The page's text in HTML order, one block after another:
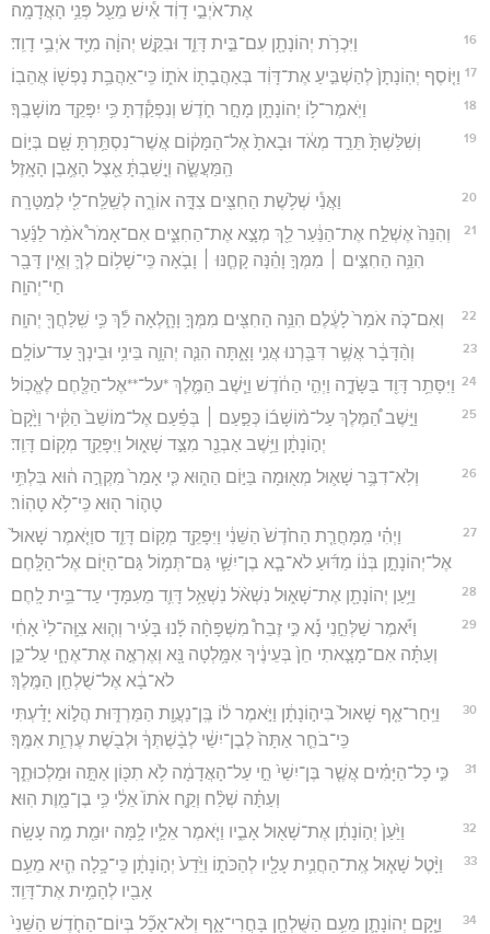
אֶת־אֹיְבֵ֣י דָוִ֔ד אִ֕ישׁ מֵעַ֖ל פְּנֵ֥י הָאֲדָמָֽה׃
16 וַיִּכְרֹ֥ת יְהוֹנָתָ֖ן עִם־בֵּ֣ית דָּוִ֑ד וּבִקֵּ֣שׁ יְהוָ֔ה מִיַּ֖ד אֹיְבֵ֥י דָוִֽד׃
17 וַיּ֤וֹסֶף יְהֽוֹנָתָן֙ לְהַשְׁבִּ֣יעַ אֶת־דָּוִ֔ד בְּאַהֲבָת֖וֹ אֹת֑וֹ כִּֽי־אַהֲבַ֥ת נַפְשׁ֖וֹ אֲהֵבֽוֹ׃
18 וַיֹּֽאמֶר־ל֥וֹ יְהוֹנָתָ֖ן מָחָ֣ר חֹ֑דֶשׁ וְנִפְקַ֕דְתָּ כִּ֥י יִפָּקֵ֖ד מוֹשָׁבֶֽךָ׃
19
וְשִׁלַּשְׁתָּ֙ תֵּרֵ֣ד מְאֹ֔ד וּבָאתָ֙ אֶל־הַמָּק֔וֹם אֲשֶׁר־נִסְתַּ֥רְתָּ שָּׁ֖ם בְּי֣וֹם
הַֽמַּעֲשֶׂ֑ה וְיָ֣שַׁבְתָּ֔ אֵ֖צֶל הָאֶ֥בֶן הָאָֽזֶל׃
20 וַאֲנִ֕י שְׁלֹ֥שֶׁת הַחִצִּ֖ים צִדָּ֣ה אוֹרֶ֑ה לְשַֽׁלַּֽח־לִ֖י לְמַטָּרָֽה׃
21
וְהִנֵּה֙ אֶשְׁלַ֣ח אֶת־הַנַּ֔עַר לֵ֖ךְ מְצָ֣א אֶת־הַחִצִּ֑ים אִם־אָמֹר֩ אֹמַ֨ר לַנַּ֜עַר
הִנֵּ֥ה הַחִצִּ֣ים ׀ מִמְּךָ֣ וָהֵ֗נָּה קָחֶ֧נּוּ ׀ וָבֹ֛אָה כִּֽי־שָׁל֥וֹם לְךָ֛ וְאֵ֥ין דָּבָ֖ר
חַי־יְהוָֽה׃
22 וְאִם־כֹּ֤ה אֹמַר֙ לָעֶ֔לֶם הִנֵּ֥ה הַחִצִּ֖ים מִמְּךָ֣ וָהָ֑לְאָה לֵ֕ךְ כִּ֥י שִֽׁלַּחֲךָ֖ יְהוָֽה׃
23 וְהַ֨דָּבָ֔ר אֲשֶׁ֥ר דִּבַּ֖רְנוּ אֲנִ֣י וָאָ֑תָּה הִנֵּ֧ה יְהוָ֛ה בֵּינִ֥י וּבֵינְךָ֖ עַד־עוֹלָֽם׃
24 וַיִּסָּתֵ֥ר דָּוִ֖ד בַּשָּׂדֶ֑ה וַיְהִ֣י הַחֹ֔דֶשׁ וַיֵּ֧שֶׁב הַמֶּ֛לֶךְ *על־**אֶל־הַלֶּ֖חֶם לֶאֱכֽוֹל׃
25
וַיֵּ֣שֶׁב הַ֠מֶּלֶךְ עַל־מ֨וֹשָׁב֜וֹ כְּפַ֣עַם ׀ בְּפַ֗עַם אֶל־מוֹשַׁב֙ הַקִּ֔יר וַיָּ֙קָם֙
יְה֣וֹנָתָ֔ן וַיֵּ֥שֶׁב אַבְנֵ֖ר מִצַּ֣ד שָׁא֑וּל וַיִּפָּקֵ֖ד מְק֥וֹם דָּוִֽד׃
26
וְלֹֽא־דִבֶּ֥ר שָׁא֛וּל מְא֖וּמָה בַּיּ֣וֹם הַה֑וּא כִּ֤י אָמַר֙ מִקְרֶ֣ה ה֔וּא בִּלְתִּ֥י
טָה֛וֹר ה֖וּא כִּֽי־לֹ֥א טָהֽוֹר׃
27
וַיְהִ֗י מִֽמָּחֳרַ֤ת הַחֹ֙דֶשׁ֙ הַשֵּׁנִ֔י וַיִּפָּקֵ֖ד מְק֣וֹם דָּוִ֑ד סוַיֹּ֤אמֶר שָׁאוּל֙
אֶל־יְהוֹנָתָ֣ן בְּנ֔וֹ מַדּ֜וּעַ לֹא־בָ֧א בֶן־יִשַׁ֛י גַּם־תְּמ֥וֹל גַּם־הַיּ֖וֹם אֶל־הַלָּֽחֶם׃
28 וַיַּ֥עַן יְהוֹנָתָ֖ן אֶת־שָׁא֑וּל נִשְׁאֹ֨ל נִשְׁאַ֥ל דָּוִ֛ד מֵעִמָּדִ֖י עַד־בֵּ֥ית לָֽחֶם׃
29
וַיֹּ֡אמֶר שַׁלְּחֵ֣נִי נָ֡א כִּ֣י זֶבַח֩ מִשְׁפָּחָ֨ה לָ֜נוּ בָּעִ֗יר וְה֤וּא צִוָּֽה־לִי֙ אָחִ֔י
וְעַתָּ֗ה אִם־מָצָ֤אתִי חֵן֙ בְּעֵינֶ֔יךָ אִמָּ֥לְטָה נָּ֖א וְאֶרְאֶ֣ה אֶת־אֶחָ֑י עַל־כֵּ֣ן
לֹא־בָ֔א אֶל־שֻׁלְחַ֖ן הַמֶּֽלֶךְ׃
30
וַיִּֽחַר־אַ֤ף שָׁאוּל֙ בִּיה֣וֹנָתָ֔ן וַיֹּ֣אמֶר ל֔וֹ בֶּֽן־נַעֲוַ֖ת הַמַּרְדּ֑וּת הֲל֣וֹא יָדַ֗עְתִּי
כִּֽי־בֹחֵ֤ר אַתָּה֙ לְבֶן־יִשַׁ֔י לְבָ֨שְׁתְּךָ֔ וּלְבֹ֖שֶׁת עֶרְוַ֥ת אִמֶּֽךָ׃
31
כִּ֣י כָל־הַיָּמִ֗ים אֲשֶׁ֤ר בֶּן־יִשַׁי֙ חַ֣י עַל־הָאֲדָמָ֔ה לֹ֥א תִכּ֖וֹן אַתָּ֣ה וּמַלְכוּתֶ֑ךָ
וְעַתָּ֗ה שְׁלַ֨ח וְקַ֤ח אֹתוֹ֙ אֵלַ֔י כִּ֥י בֶן־מָ֖וֶת הֽוּא׃
32 וַיַּ֙עַן֙ יְה֣וֹנָתָ֔ן אֶת־שָׁא֖וּל אָבִ֑יו וַיֹּ֧אמֶר אֵלָ֛יו לָ֥מָּה יוּמַ֖ת מֶ֥ה עָשָֽׂה׃
33
וַיָּ֨טֶל שָׁא֧וּל אֶֽת־הַחֲנִ֛ית עָלָ֖יו לְהַכֹּת֑וֹ וַיֵּ֙דַע֙ יְה֣וֹנָתָ֔ן כִּֽי־כָ֥לָה הִ֛יא מֵעִ֥ם
אָבִ֖יו לְהָמִ֥ית אֶת־דָּוִֽד׃
34
וַיָּ֧קָם יְהוֹנָתָ֛ן מֵעִ֥ם הַשֻּׁלְחָ֖ן בָּחֳרִי־אָ֑ף וְלֹא־אָכַ֞ל בְּיוֹם־הַחֹ֤דֶשׁ הַשֵּׁנִי֙